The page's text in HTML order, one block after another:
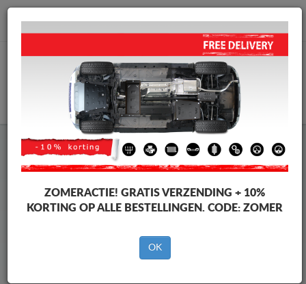
info@motorbeschermplaat.com
WINKELWAGEN
Motor Beschermplaat Motor Beschermplaat Toyota
Motor Beschermplaat
Merken
Terug naar de catalogus
ZOMERACTIE! GRATIS VERZENDING + 10%
KORTING OP ALLE BESTELLINGEN. CODE: ZOMER
OK